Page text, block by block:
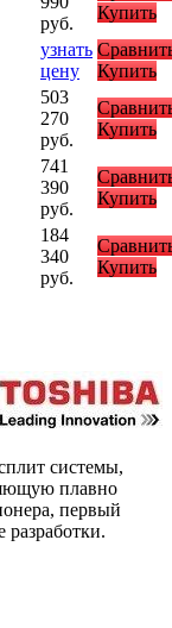
руб.
Купить
узнать
цену
Купить
503
270
руб.
Купить
741
390
руб.
Купить
184
340
руб.
Купить
системы,
плавно
первый